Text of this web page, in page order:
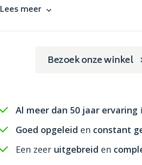
Lees meer
Bezoek onze winkel
Al meer dan 50 jaar ervaring
Goed opgeleid en constant
Een zeer uitgebreid en